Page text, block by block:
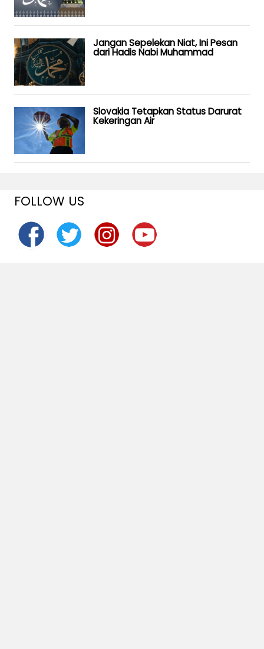
Jangan Sepelekan Niat, Ini Pesan
dari Hadis Nabi Muhammad
Slovakia Tetapkan Status Darurat
Kekeringan Air
FOLLOW US